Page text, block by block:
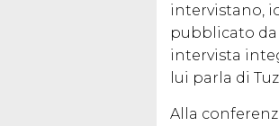
intervistano,
pubblicato da
intervista
lui parla di
Alla